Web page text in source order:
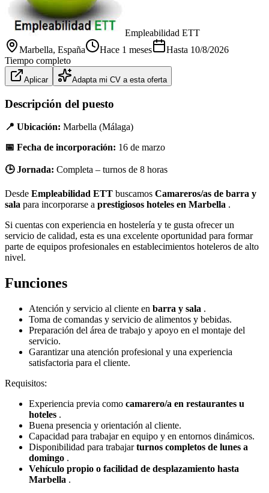
Empleabilidad ETT
Marbella, España Hace 1 meses Hasta 10/8/2026
Tiempo completo
Aplicar Adapta mi CV a esta oferta
Descripción del puesto
📍 Ubicación: Marbella (Málaga)
📅 Fecha de incorporación: 16 de marzo
🕒 Jornada: Completa – turnos de 8 horas
Desde Empleabilidad ETT buscamos Camareros/as de barra y
sala para incorporarse a prestigiosos hoteles en Marbella .
Si cuentas con experiencia en hostelería y te gusta ofrecer un
servicio de calidad, esta es una excelente oportunidad para formar
parte de equipos profesionales en establecimientos hoteleros de alto
nivel.
Funciones
Atención y servicio al cliente en barra y sala .
Toma de comandas y servicio de alimentos y bebidas.
Preparación del área de trabajo y apoyo en el montaje del
servicio.
Garantizar una atención profesional y una experiencia
satisfactoria para el cliente.
Requisitos:
Experiencia previa como camarero/a en restaurantes u
hoteles .
Buena presencia y orientación al cliente.
Capacidad para trabajar en equipo y en entornos dinámicos.
Disponibilidad para trabajarturnos completos de lunes a
domingo .
Vehículo propio o facilidad de desplazamiento hasta
Marbella .